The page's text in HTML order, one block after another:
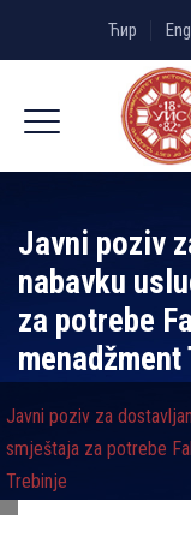
Ћир Eng
Javni poziv
nabavku
za potrebe
menadžment
Javni poziv za
smještaja za potrebe
Trebinje